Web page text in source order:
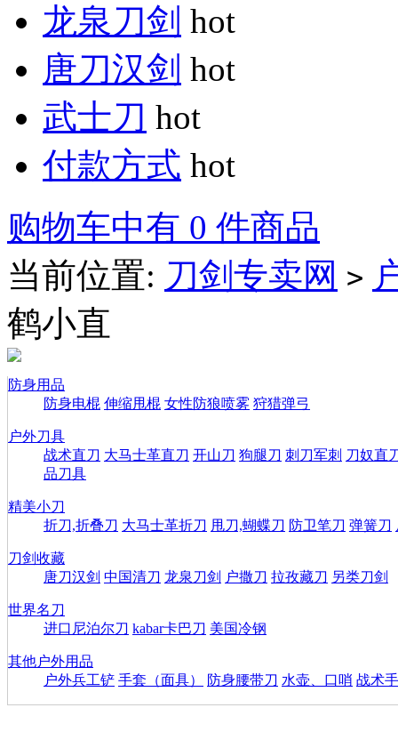
龙泉刀剑 hot
唐刀汉剑 hot
武士刀 hot
付款方式 hot
购物车中有 0 件商品
当前位置: 刀剑专卖网 >
鹤小直
防身用品
防身电棍 伸缩甩棍 女性防狼喷雾 狩猎弹弓
户外刀具
战术直刀 大马士革直刀 开山刀 狗腿刀 刺刀军刺 刀奴直
品刀具
精美小刀
折刀,折叠刀 大马士革折刀 甩刀,蝴蝶刀 防卫笔刀 弹簧刀
刀剑收藏
唐刀汉剑 中国清刀 龙泉刀剑 户撒刀 拉孜藏刀 另类刀剑
世界名刀
进口尼泊尔刀 kabar卡巴刀 美国冷钢
其他户外用品
户外兵工铲 手套（面具） 防身腰带刀 水壶、口哨 战术